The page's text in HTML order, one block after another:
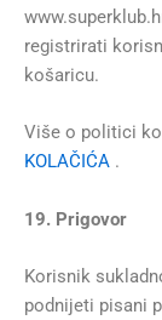
registrirati
košaricu.
Više o politici
KOLAČIĆA .
19. Prigovor
Korisnik
podnijeti pisani